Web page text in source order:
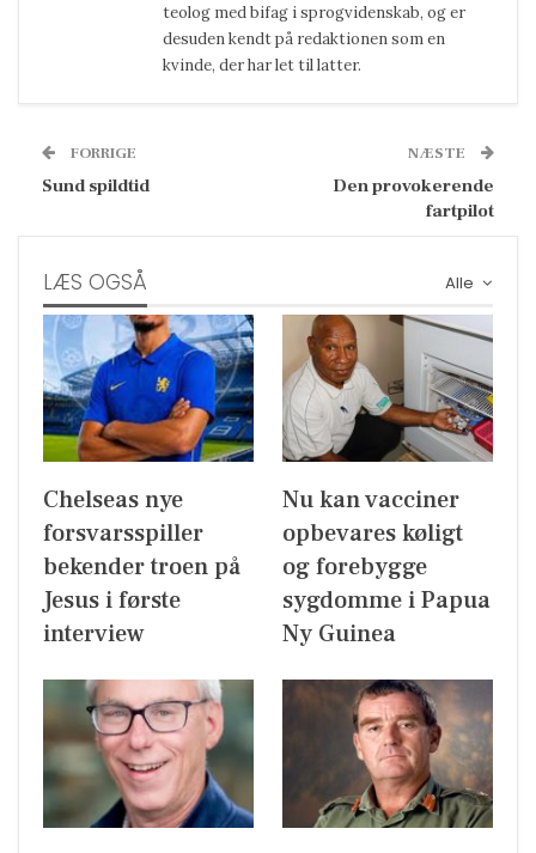
teolog med bifag i sprogvidenskab, og er
desuden kendt på redaktionen som en
kvinde, der har let til latter.
FORRIGE
Sund spildtid
NÆSTE
Den provokerende
fartpilot
Alle
LÆS OGSÅ
Chelseas nye
forsvarsspiller
bekender troen på
Jesus i første
interview
Nu kan vacciner
opbevares køligt
og forebygge
sygdomme i Papua
Ny Guinea